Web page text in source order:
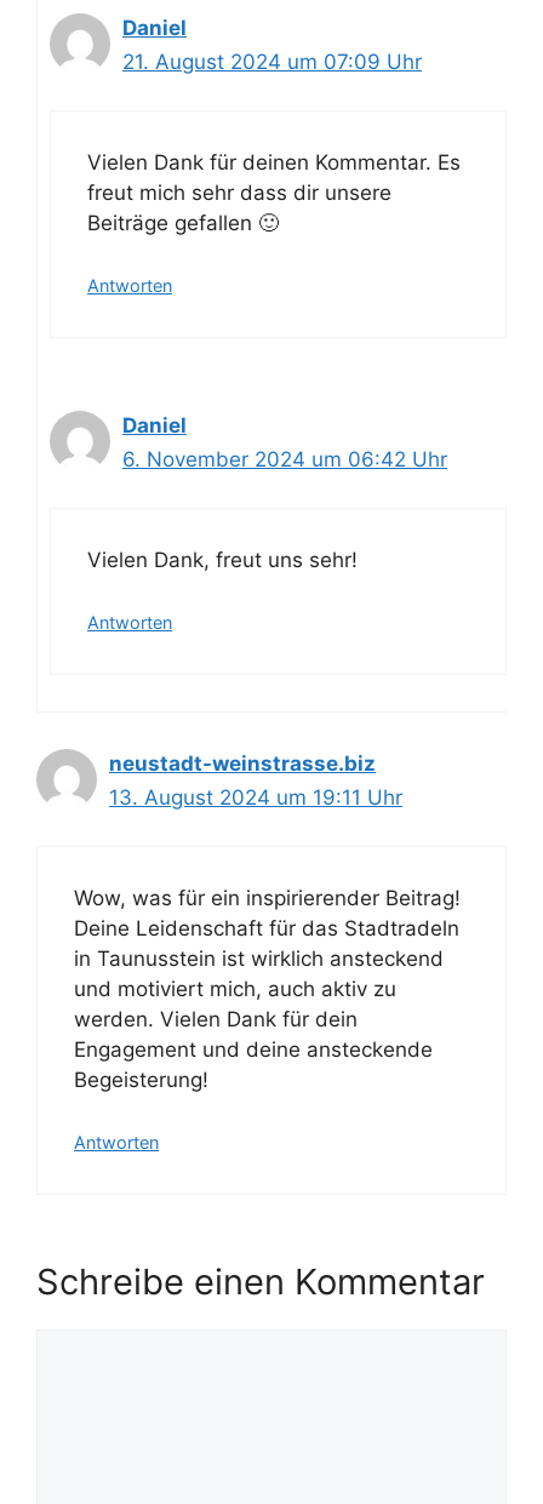
Daniel
21. August 2024 um 07:09 Uhr
Vielen Dank für deinen Kommentar. Es
freut mich sehr dass dir unsere
Beiträge gefallen 🙂
Antworten
Daniel
6. November 2024 um 06:42 Uhr
Vielen Dank, freut uns sehr!
Antworten
neustadt-weinstrasse.biz
13. August 2024 um 19:11 Uhr
Wow, was für ein inspirierender Beitrag!
Deine Leidenschaft für das Stadtradeln
in Taunusstein ist wirklich ansteckend
und motiviert mich, auch aktiv zu
werden. Vielen Dank für dein
Engagement und deine ansteckende
Begeisterung!
Antworten
Schreibe einen Kommentar